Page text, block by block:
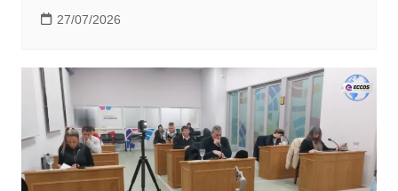
27/07/2026